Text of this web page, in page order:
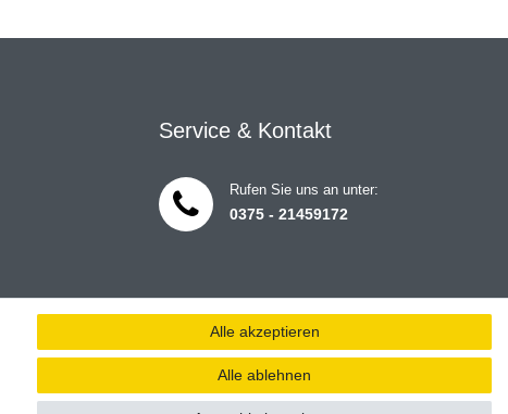
Service & Kontakt
Rufen Sie uns an unter:
0375 - 21459172
Alle akzeptieren
Alle ablehnen